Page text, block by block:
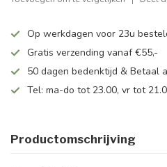
Op werkdagen voor 23u
Gratis verzending vanaf €55,-
50 dagen bedenktijd & Betaal
Tel: ma-do tot 23.00, vr tot
Productomschrijving